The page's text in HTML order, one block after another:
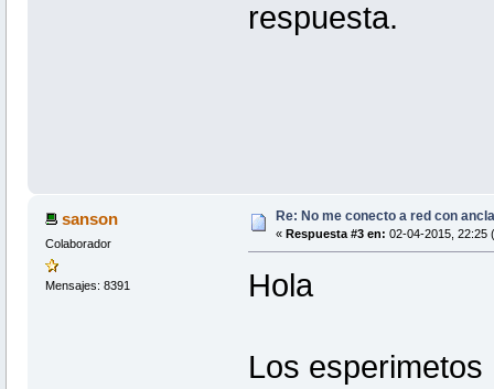
respuesta.
sanson
Colaborador
Mensajes: 8391
Re: No me conecto a red con
« Respuesta #3 en: 02-04-2015, 22:25
Hola
Los